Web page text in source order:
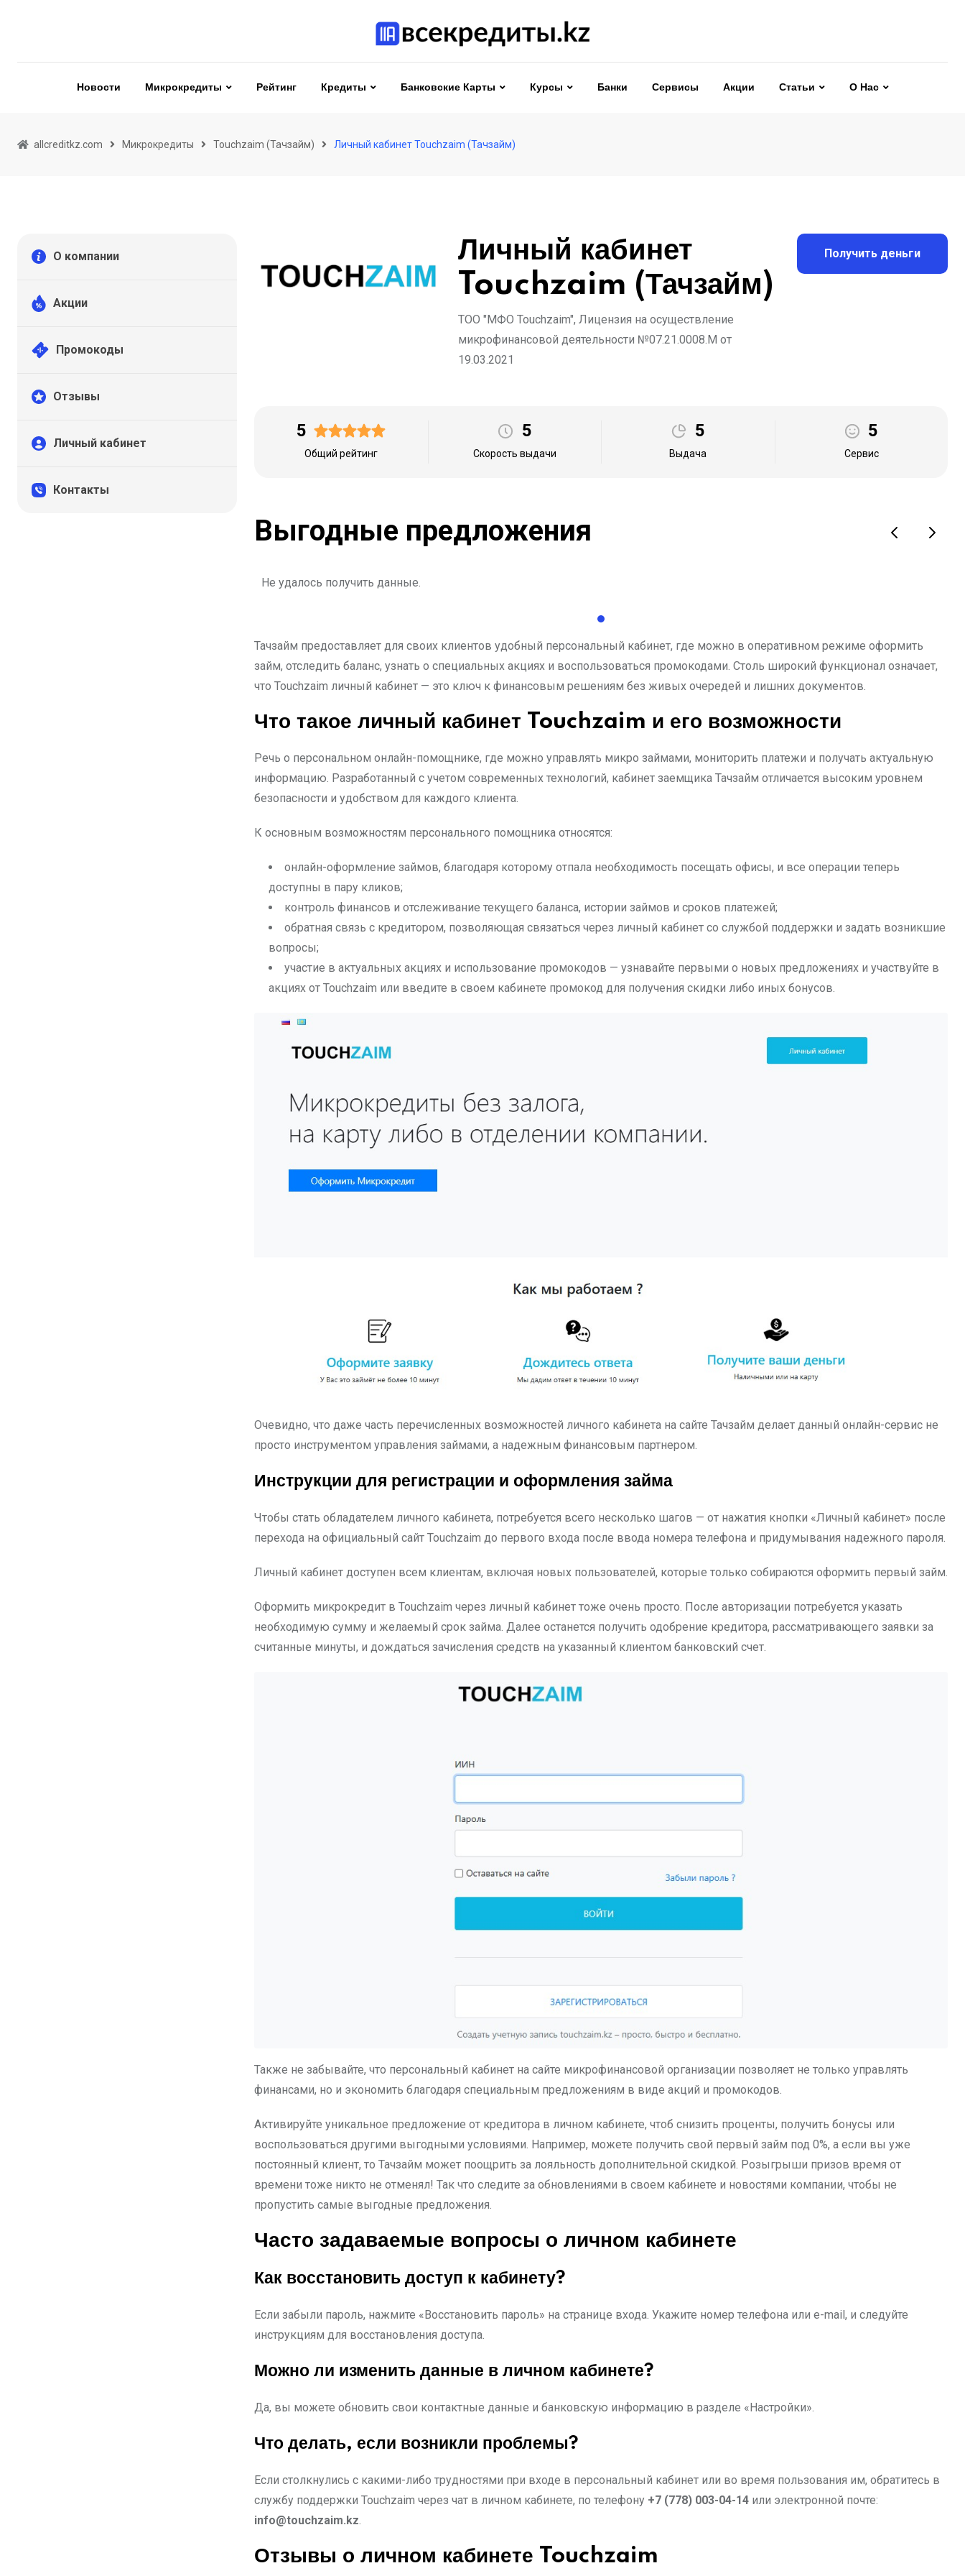
Новости Микрокредиты Рейтинг Кредиты Банковские Карты Курсы Банки Сервисы Акции Статьи О Нас
allcreditkz.com Микрокредиты Touchzaim (Тачзайм) Личный кабинет Touchzaim (Тачзайм)
О компании
Акции
Промокоды
Отзывы
Личный кабинет
Контакты
Личный кабинет
Touchzaim (Тачзайм)
ТОО "МФО Touchzaim", Лицензия на осуществление
микрофинансовой деятельности №07.21.0008.М от
19.03.2021
Получить деньги
5
Общий рейтинг
5
Скорость выдачи
5
Выдача
5
Сервис
Выгодные предложения
Не удалось получить данные.
Тачзайм предоставляет для своих клиентов удобный персональный кабинет, где можно в оперативном режиме оформить
займ, отследить баланс, узнать о специальных акциях и воспользоваться промокодами. Столь широкий функционал означает,
что Touchzaim личный кабинет — это ключ к финансовым решениям без живых очередей и лишних документов.
Что такое личный кабинет Touchzaim и его возможности
Речь о персональном онлайн-помощнике, где можно управлять микро займами, мониторить платежи и получать актуальную
информацию. Разработанный с учетом современных технологий, кабинет заемщика Тачзайм отличается высоким уровнем
безопасности и удобством для каждого клиента.
К основным возможностям персонального помощника относятся:
онлайн-оформление займов, благодаря которому отпала необходимость посещать офисы, и все операции теперь
доступны в пару кликов;
контроль финансов и отслеживание текущего баланса, истории займов и сроков платежей;
обратная связь с кредитором, позволяющая связаться через личный кабинет со службой поддержки и задать возникшие
вопросы;
участие в актуальных акциях и использование промокодов — узнавайте первыми о новых предложениях и участвуйте в
акциях от Touchzaim или введите в своем кабинете промокод для получения скидки либо иных бонусов.
Очевидно, что даже часть перечисленных возможностей личного кабинета на сайте Тачзайм делает данный онлайн-сервис не
просто инструментом управления займами, а надежным финансовым партнером.
Инструкции для регистрации и оформления займа
Чтобы стать обладателем личного кабинета, потребуется всего несколько шагов — от нажатия кнопки «Личный кабинет» после
перехода на официальный сайт Touchzaim до первого входа после ввода номера телефона и придумывания надежного пароля.
Личный кабинет доступен всем клиентам, включая новых пользователей, которые только собираются оформить первый займ.
Оформить микрокредит в Touchzaim через личный кабинет тоже очень просто. После авторизации потребуется указать
необходимую сумму и желаемый срок займа. Далее останется получить одобрение кредитора, рассматривающего заявки за
считанные минуты, и дождаться зачисления средств на указанный клиентом банковский счет.
Также не забывайте, что персональный кабинет на сайте микрофинансовой организации позволяет не только управлять
финансами, но и экономить благодаря специальным предложениям в виде акций и промокодов.
Активируйте уникальное предложение от кредитора в личном кабинете, чтоб снизить проценты, получить бонусы или
воспользоваться другими выгодными условиями. Например, можете получить свой первый займ под 0%, а если вы уже
постоянный клиент, то Тачзайм может поощрить за лояльность дополнительной скидкой. Розыгрыши призов время от
времени тоже никто не отменял! Так что следите за обновлениями в своем кабинете и новостями компании, чтобы не
пропустить самые выгодные предложения.
Часто задаваемые вопросы о личном кабинете
Как восстановить доступ к кабинету?
Если забыли пароль, нажмите «Восстановить пароль» на странице входа. Укажите номер телефона или e-mail, и следуйте
инструкциям для восстановления доступа.
Можно ли изменить данные в личном кабинете?
Да, вы можете обновить свои контактные данные и банковскую информацию в разделе «Настройки».
Что делать, если возникли проблемы?
Если столкнулись с какими-либо трудностями при входе в персональный кабинет или во время пользования им, обратитесь в
службу поддержки Touchzaim через чат в личном кабинете, по телефону +7 (778) 003-04-14 или электронной почте:
info@touchzaim.kz.
Отзывы о личном кабинете Touchzaim